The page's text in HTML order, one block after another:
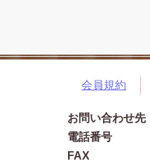
会員規約
お問い合わせ先
電話番号
FAX